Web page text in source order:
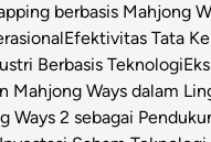
berbasis Mahjong
Efektivitas Tata
Berbasis Teknologi
Mahjong Ways dalam
Ways 2 sebagai